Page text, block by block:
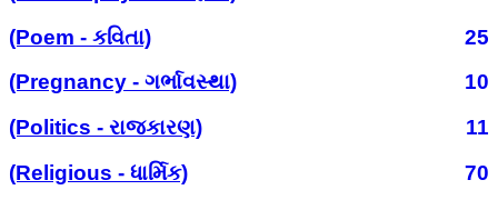
(Poem - કવિતા)
25
(Pregnancy - ગર્ભાવસ્થા)
10
(Politics - રાજકારણ)
11
(Religious - ધાર્મિક)
70